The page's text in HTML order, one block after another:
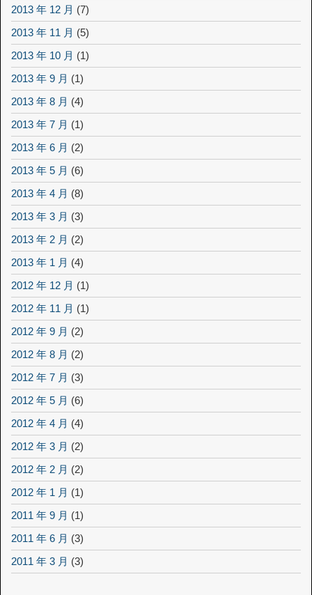
2013 年 12 月 (7)
2013 年 11 月 (5)
2013 年 10 月 (1)
2013 年 9 月 (1)
2013 年 8 月 (4)
2013 年 7 月 (1)
2013 年 6 月 (2)
2013 年 5 月 (6)
2013 年 4 月 (8)
2013 年 3 月 (3)
2013 年 2 月 (2)
2013 年 1 月 (4)
2012 年 12 月 (1)
2012 年 11 月 (1)
2012 年 9 月 (2)
2012 年 8 月 (2)
2012 年 7 月 (3)
2012 年 5 月 (6)
2012 年 4 月 (4)
2012 年 3 月 (2)
2012 年 2 月 (2)
2012 年 1 月 (1)
2011 年 9 月 (1)
2011 年 6 月 (3)
2011 年 3 月 (3)